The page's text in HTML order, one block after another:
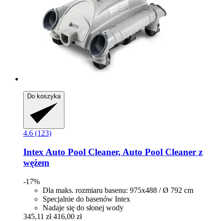
Do koszyka
4.6 (123)
Intex Auto Pool Cleaner, Auto Pool Cleaner z
wężem
-17%
Dla maks. rozmiaru basenu: 975x488 / Ø 792 cm
Specjalnie do basenów Intex
Nadaje się do słonej wody
345,11 zł 416,00 zł